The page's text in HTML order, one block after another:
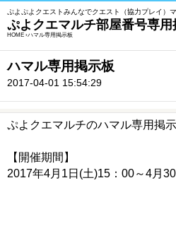
ぷよぷよクエストみんなでクエスト（協力プレイ）
ぷよクエマルチ部屋番号専用
HOME ›ハマル専用掲示板
ハマル専用掲示板
2017-04-01 15:54:29
ぷよクエマルチのハマル専用掲
【開催期間】
2017年4月1日(土)15：00～4月